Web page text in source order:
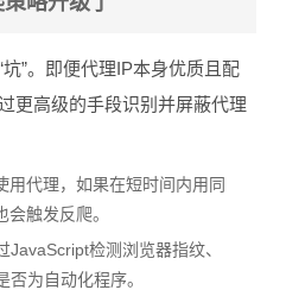
”。即便代理IP本身优质且配
更高级的手段识别并屏蔽代理
用代理，如果在短时间内用同
触发反爬。
JavaScript检测浏览器指纹、
否为自动化程序。